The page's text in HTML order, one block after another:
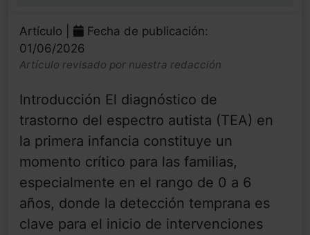
Artículo |
Fecha de publicación:
01/06/2026
Artículo revisado por nuestra redacción
Introducción El diagnóstico de
trastorno del espectro autista (TEA) en
la primera infancia constituye un
momento crítico para las familias,
especialmente en el rango de 0 a 6
años, donde la detección temprana es
clave para el inicio de intervenciones